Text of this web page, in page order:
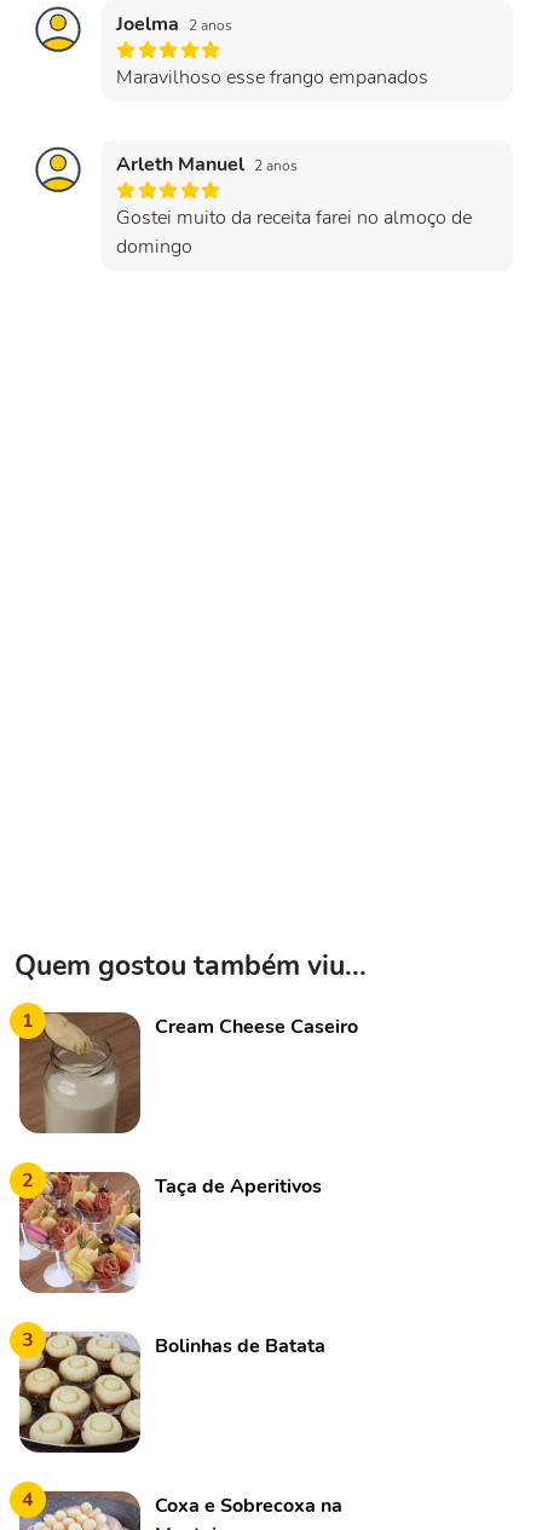
Joelma 2 anos
Maravilhoso esse frango empanados
Arleth Manuel 2 anos
Gostei muito da receita farei no almoço de
domingo
Quem gostou também viu...
1 Cream Cheese Caseiro
2 Taça de Aperitivos
3 Bolinhas de Batata
4
Coxa e Sobrecoxa na